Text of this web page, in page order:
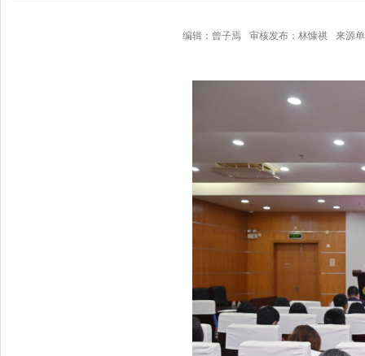
编辑：曾子焉 审核发布：林慷祺 来源